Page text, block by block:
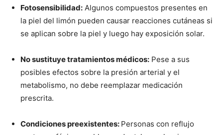
Fotosensibilidad: Algunos compuestos presentes en
la piel del limón pueden causar reacciones cutáneas si
se aplican sobre la piel y luego hay exposición solar.
No sustituye tratamientos médicos: Pese a sus
posibles efectos sobre la presión arterial y el
metabolismo, no debe reemplazar medicación
prescrita.
Condiciones preexistentes: Personas con reflujo